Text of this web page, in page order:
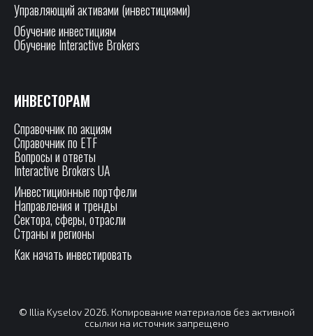
Управляющий активами (инвестициями)
Обучение инвестициям
Обучение Interactive Brokers
ИНВЕСТОРАМ
Справочник по акциям
Справочник по ETF
Вопросы и ответы
Interactive Brokers UA
Инвестиционные портфели
Направления и тренды
Сектора, сферы, отрасли
Страны и регионы
Как начать инвестировать
© Illia Kyselov 2026. Копирование материалов без активной
ссылки на источник запрещено